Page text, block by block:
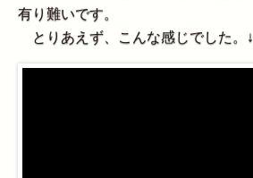
有り難いです。
とりあえず、こんな感じでした。↓